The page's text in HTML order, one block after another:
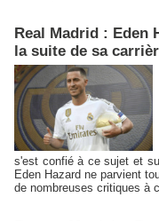
Real Madrid : Eden
la suite de sa
s'est confié à ce sujet et
Eden Hazard ne parvient
de nombreuses critiques à